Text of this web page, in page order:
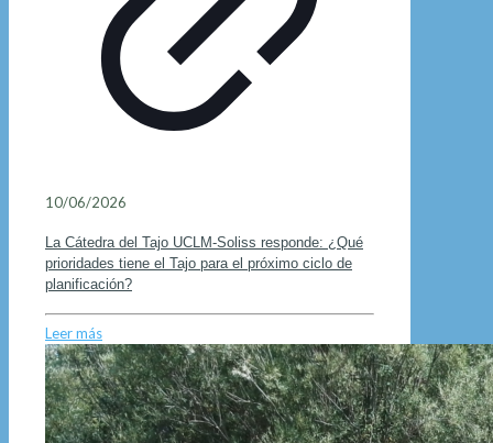
10/06/2026
La Cátedra del Tajo UCLM-Soliss responde: ¿Qué
prioridades tiene el Tajo para el próximo ciclo de
planificación?
Leer más